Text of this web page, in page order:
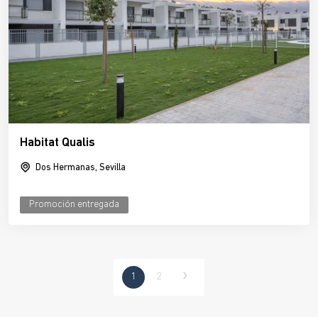
Habitat Qualis
Dos Hermanas, Sevilla
Promoción entregada
1 2